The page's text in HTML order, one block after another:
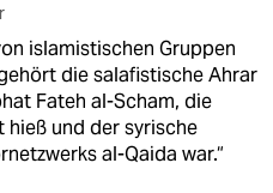
islamistischen Gruppen
die salafistische Ahrar
Fateh al-Scham, die
hieß und der syrische
al-Qaida war.“